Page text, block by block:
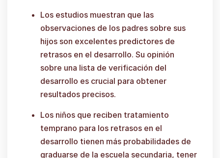
Los estudios muestran que las
observaciones de los padres sobre sus
hijos son excelentes predictores de
retrasos en el desarrollo. Su opinión
sobre una lista de verificación del
desarrollo es crucial para obtener
resultados precisos.
Los niños que reciben tratamiento
temprano para los retrasos en el
desarrollo tienen más probabilidades de
graduarse de la escuela secundaria, tener